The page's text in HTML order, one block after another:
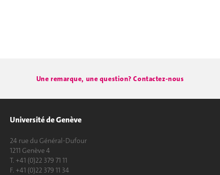
Une remarque, une question? Contactez-nous
Université de Genève
24 rue du Général-Dufour
1211 Genève 4
T. +41 (0)22 379 71 11
F. +41 (0)22 379 11 34